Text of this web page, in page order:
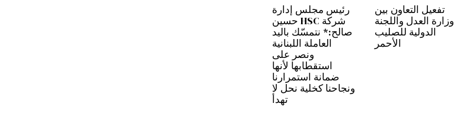
تفعيل التعاون بين
وزارة العدل واللجنة
الدولية للصليب
الأحمر
رئيس مجلس إدارة
شركة HSC حسين
صالح:* نتمسّك باليد
العاملة اللبنانية
ونصر على
استقطابها لأنها
ضمانة استمرارنا
ونجاحنا كخلية نحل لا
تهدأ